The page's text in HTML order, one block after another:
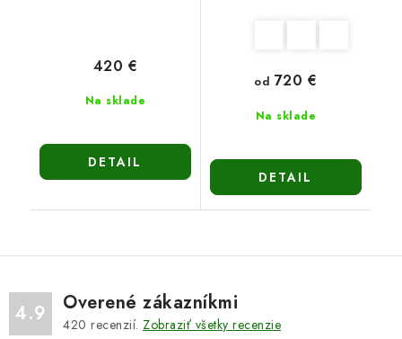
Na sklade
420 €
DETAIL
Na sklade
od 720 €
DETAIL
4.9 Overené zákazníkmi
420 recenzií. Zobraziť všetky recenzie